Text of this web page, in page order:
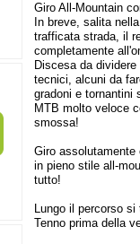
Giro All-Mountain
In breve, salita
trafficata strada, il
completamente
Discesa da
tecnici, alcuni da
gradoni e tornantini
MTB molto veloce
smossa!
Giro
in pieno stile all-
tutto!
Lungo il percorso
Tenno prima della